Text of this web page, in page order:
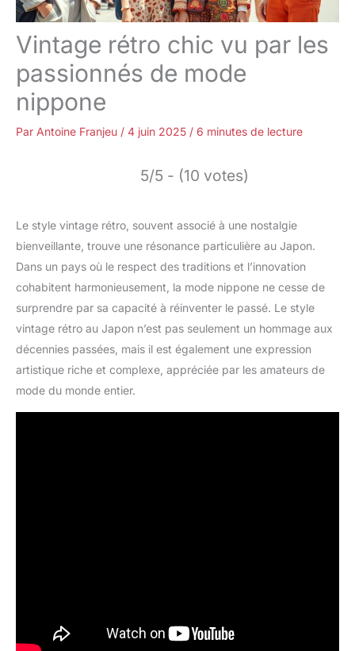
Vintage rétro chic vu par les
passionnés de mode
nippone
Par Antoine Franjeu / 4 juin 2025 / 6 minutes de lecture
5/5 - (10 votes)
Le style vintage rétro, souvent associé à une nostalgie
bienveillante, trouve une résonance particulière au Japon.
Dans un pays où le respect des traditions et l’innovation
cohabitent harmonieusement, la mode nippone ne cesse de
surprendre par sa capacité à réinventer le passé. Le style
vintage rétro au Japon n’est pas seulement un hommage aux
décennies passées, mais il est également une expression
artistique riche et complexe, appréciée par les amateurs de
mode du monde entier.